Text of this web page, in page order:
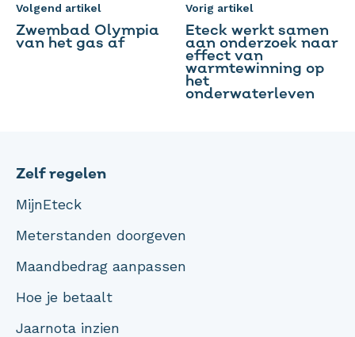
Volgend artikel
Zwembad Olympia
van het gas af
Vorig artikel
Eteck werkt samen
aan onderzoek naar
effect van
warmtewinning op
het
onderwaterleven
Zelf regelen
MijnEteck
Meterstanden doorgeven
Maandbedrag aanpassen
Hoe je betaalt
Jaarnota inzien